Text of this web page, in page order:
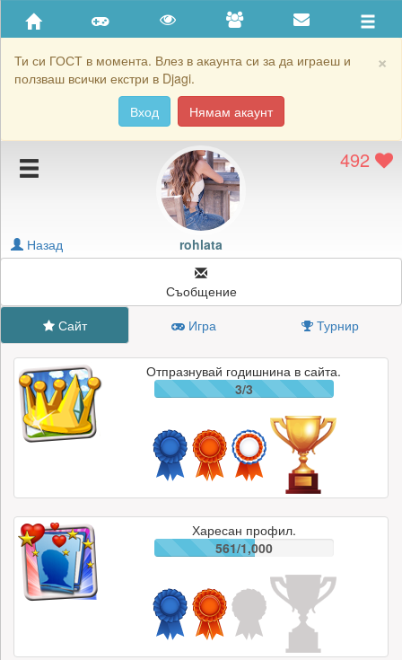
×
Ти си ГОСТ в момента. Влез в акаунта си за да играеш и
ползваш всички екстри в Djagi.
Вход
Нямам акаунт
Приятели
Хронология на игри
Подаръците на rohlata
Картичките на rohlata
Блокирай rohlata
492
rohlata
Назад
Съобщение
Сайт
Игра Турнир
Отпразнувай годишнина в сайта.
3/3
Харесан профил.
561/1,000